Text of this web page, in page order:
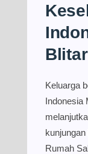
Blitar
Keluarga
Indonesia
Rumah